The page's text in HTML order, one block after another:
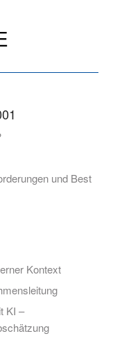
und Best
Kontext
KI –